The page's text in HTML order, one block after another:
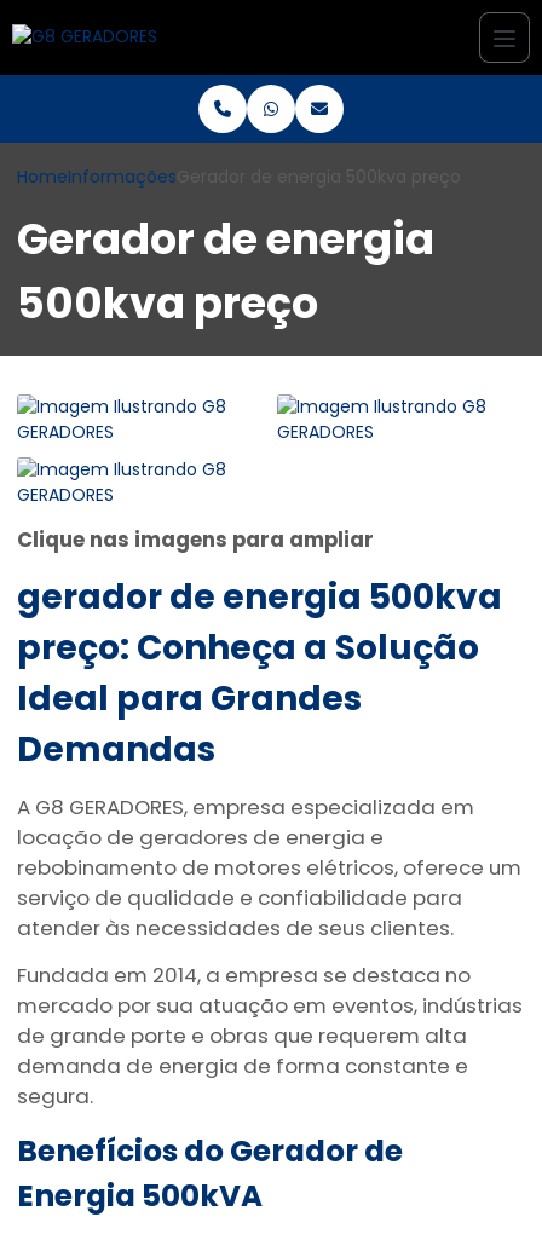
HomeInformações Gerador de energia 500kva preço
Gerador de energia
500kva preço
Clique nas imagens para ampliar
gerador de energia 500kva
preço: Conheça a Solução
Ideal para Grandes
Demandas
A G8 GERADORES, empresa especializada em
locação de geradores de energia e
rebobinamento de motores elétricos, oferece um
serviço de qualidade e confiabilidade para
atender às necessidades de seus clientes.
Fundada em 2014, a empresa se destaca no
mercado por sua atuação em eventos, indústrias
de grande porte e obras que requerem alta
demanda de energia de forma constante e
segura.
Benefícios do Gerador de
Energia 500kVA